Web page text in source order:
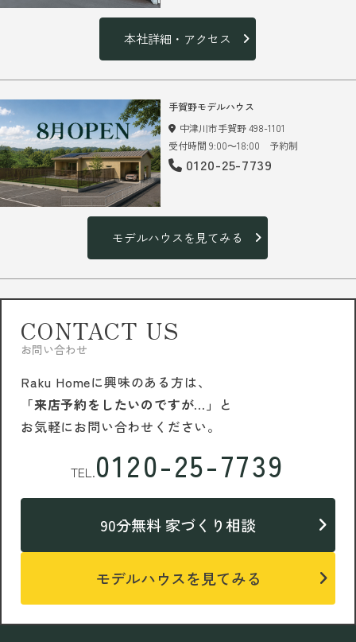
本社詳細・アクセス
手賀野モデルハウス
中津川市手賀野 498-1101
受付時間 9:00～18:00 予約制
0120-25-7739
モデルハウスを見てみる
CONTACT US
お問い合わせ
Raku Homeに興味のある方は、
「来店予約をしたいのですが…」 と
お気軽にお問い合わせください。
TEL.0120-25-7739
90分無料 家づくり相談
モデルハウスを見てみる